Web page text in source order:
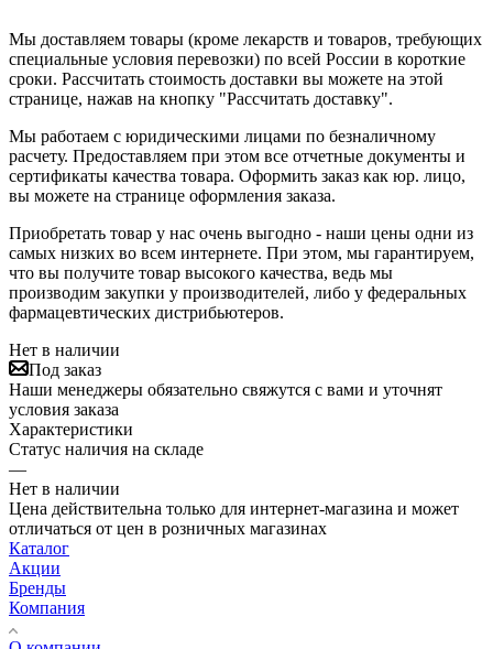
Мы доставляем товары (кроме лекарств и товаров, требующих
специальные условия перевозки) по всей России в короткие
сроки. Рассчитать стоимость доставки вы можете на этой
странице, нажав на кнопку "Рассчитать доставку".
Мы работаем с юридическими лицами по безналичному
расчету. Предоставляем при этом все отчетные документы и
сертификаты качества товара. Оформить заказ как юр. лицо,
вы можете на странице оформления заказа.
Приобретать товар у нас очень выгодно - наши цены одни из
самых низких во всем интернете. При этом, мы гарантируем,
что вы получите товар высокого качества, ведь мы
производим закупки у производителей, либо у федеральных
фармацевтических дистрибьютеров.
Нет в наличии
Под заказ
Наши менеджеры обязательно свяжутся с вами и уточнят
условия заказа
Характеристики
Статус наличия на складе
—
Нет в наличии
Цена действительна только для интернет-магазина и может
отличаться от цен в розничных магазинах
Каталог
Акции
Бренды
Компания